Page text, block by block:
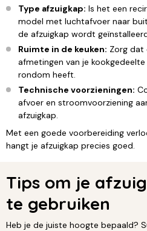
Type afzuigkap: Is het een
model met luchtafvoer naar
de afzuigkap wordt
Ruimte in de keuken: Zorg dat
afmetingen van je
rondom heeft.
Technische voorzieningen:
afvoer en stroomvoorziening
afzuigkap.
Met een goede voorbereiding
hangt je afzuigkap precies goed.
Tips om je
te gebruiken
Heb je de juiste hoogte bepaald?